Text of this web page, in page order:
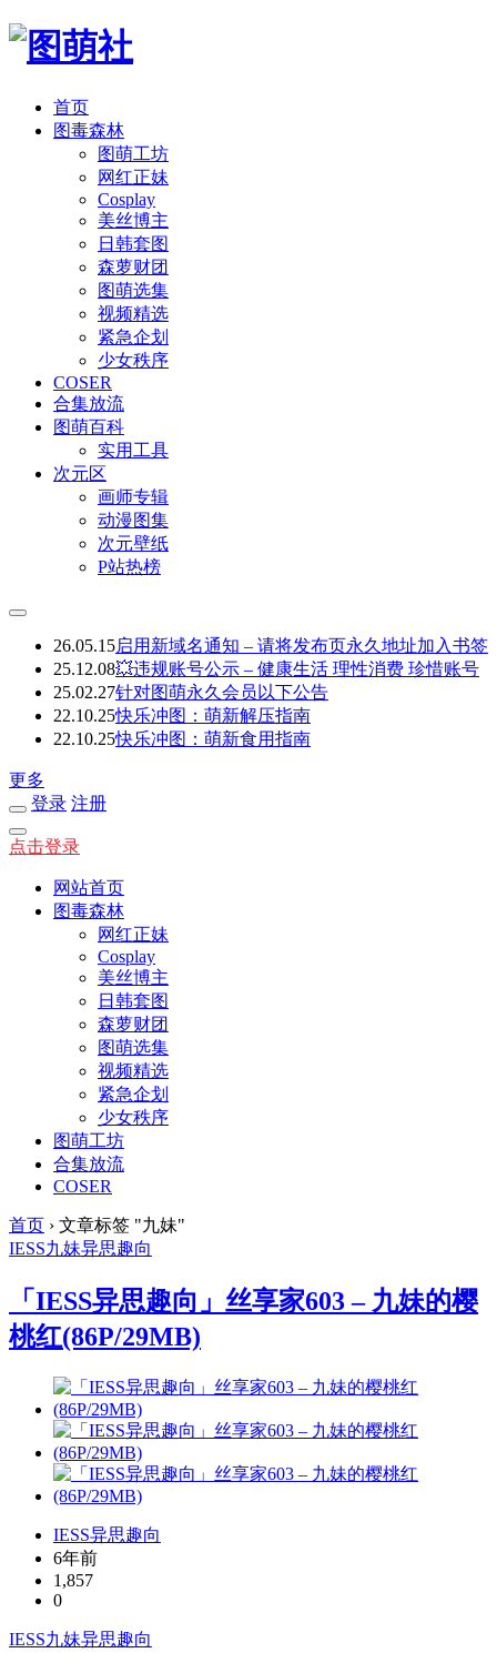
首页
图毒森林
图萌工坊
网红正妹
Cosplay
美丝博主
日韩套图
森萝财团
图萌选集
视频精选
紧急企划
少女秩序
COSER
合集放流
图萌百科
实用工具
次元区
画师专辑
动漫图集
次元壁纸
P站热榜
26.05.15启用新域名通知 – 请将发布页永久地址加入书签
25.12.08💥违规账号公示 – 健康生活 理性消费 珍惜账号
25.02.27针对图萌永久会员以下公告
22.10.25快乐冲图：萌新解压指南
22.10.25快乐冲图：萌新食用指南
更多
登录 注册
点击登录
网站首页
图毒森林
网红正妹
Cosplay
美丝博主
日韩套图
森萝财团
图萌选集
视频精选
紧急企划
少女秩序
图萌工坊
合集放流
COSER
首页 › 文章标签 "九妹"
IESS九妹异思趣向
「IESS异思趣向」丝享家603 – 九妹的樱
桃红(86P/29MB)
IESS异思趣向
6年前
1,857
0
IESS九妹异思趣向